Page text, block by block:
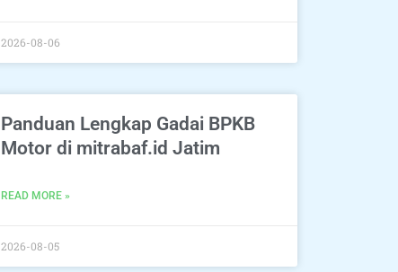
2026-08-06
Panduan Lengkap Gadai BPKB
Motor di mitrabaf.id Jatim
READ MORE »
2026-08-05